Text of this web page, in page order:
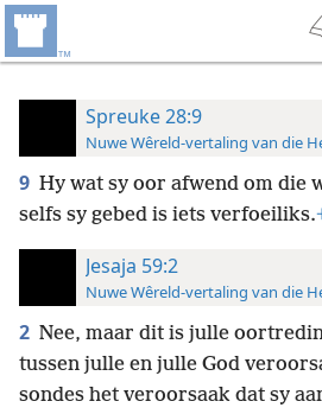
Spreuke 28:9
Nuwe Wêreld-vertaling van die
9 Hy wat sy oor afwend om die
selfs sy gebed is iets verfoeiliks.
Jesaja 59:2
Nuwe Wêreld-vertaling van die
2 Nee, maar dit is julle
tussen julle en julle God
sondes het veroorsaak dat sy